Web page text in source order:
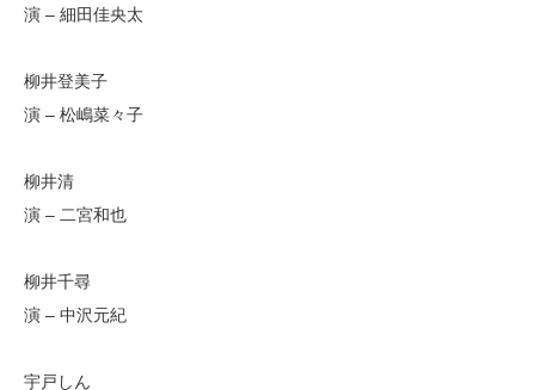
演 – 細田佳央太
柳井登美子
演 – 松嶋菜々子
柳井清
演 – 二宮和也
柳井千尋
演 – 中沢元紀
宇戸しん